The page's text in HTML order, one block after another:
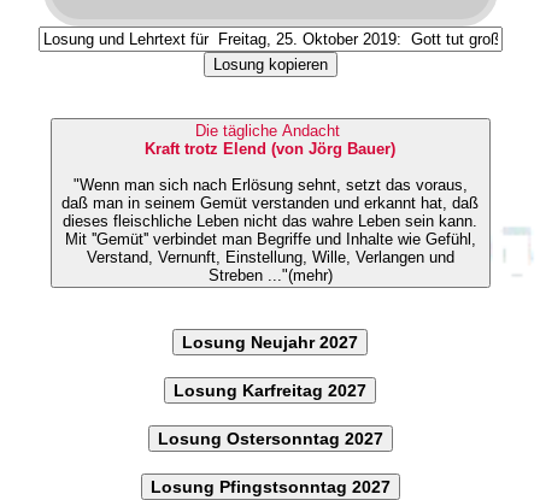
Losung kopieren
Die tägliche Andacht
Kraft trotz Elend (von Jörg Bauer)
"Wenn man sich nach Erlösung sehnt, setzt das voraus,
daß man in seinem Gemüt verstanden und erkannt hat, daß
dieses fleischliche Leben nicht das wahre Leben sein kann.
Mit ''Gemüt'' verbindet man Begriffe und Inhalte wie Gefühl,
Verstand, Vernunft, Einstellung, Wille, Verlangen und
Streben ..."(mehr)
Losung Neujahr 2027
Losung Karfreitag 2027
Losung Ostersonntag 2027
Losung Pfingstsonntag 2027